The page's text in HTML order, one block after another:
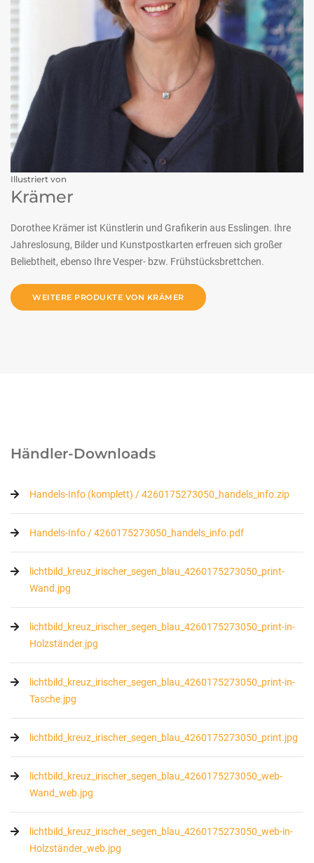
Illustriert von
Krämer
Dorothee Krämer ist Künstlerin und Grafikerin aus Esslingen. Ihre
Jahreslosung, Bilder und Kunstpostkarten erfreuen sich großer
Beliebtheit, ebenso Ihre Vesper- bzw. Frühstücksbrettchen.
WEITERE PRODUKTE VON KRÄMER
Händler-Downloads
Handels-Info (komplett) / 4260175273050_handels_info.zip
Handels-Info / 4260175273050_handels_info.pdf
lichtbild_kreuz_irischer_segen_blau_4260175273050_print-
Wand.jpg
lichtbild_kreuz_irischer_segen_blau_4260175273050_print-in-
Holzständer.jpg
lichtbild_kreuz_irischer_segen_blau_4260175273050_print-in-
Tasche.jpg
lichtbild_kreuz_irischer_segen_blau_4260175273050_print.jpg
lichtbild_kreuz_irischer_segen_blau_4260175273050_web-
Wand_web.jpg
lichtbild_kreuz_irischer_segen_blau_4260175273050_web-in-
Holzständer_web.jpg